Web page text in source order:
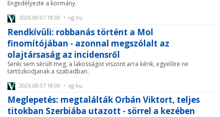
Engedélyezte a kormány.
2026.08.07 18:00 • vg.hu
Rendkívüli: robbanás történt a Mol
finomítójában - azonnal megszólalt az
olajtársaság az incidensről
Senki sem sérült meg, a lakosságot viszont arra kérik, egyelőre ne
tartózkodjanak a szabadban.
2026.08.07 18:00 • vg.hu
Meglepetés: megtalálták Orbán Viktort, teljes
titokban Szerbiába utazott - sörrel a kezében